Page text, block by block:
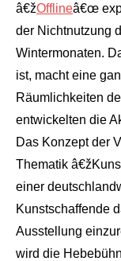
â€žOfflineâ€œ
der Nichtnutzung
Wintermonaten.
ist, macht eine
Räumlichkeiten
entwickelten die
Das Konzept der
Thematik
einer
Kunstschaffende
Ausstellung
wird die